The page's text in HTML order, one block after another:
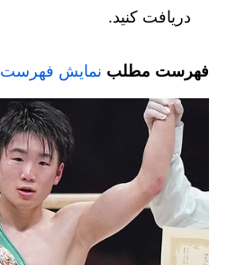
دریافت کنید.
فهرست مطلب نمایش فهرست